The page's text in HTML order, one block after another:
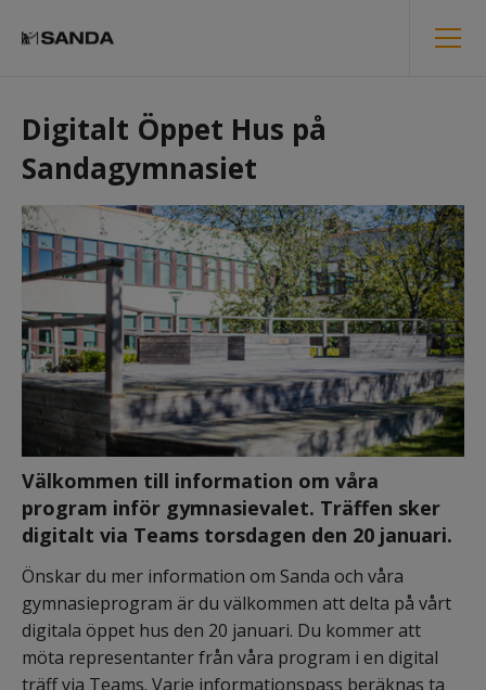
Digitalt Öppet Hus på
Sandagymnasiet
Välkommen till information om våra
program inför gymnasievalet. Träffen sker
digitalt via Teams torsdagen den 20 januari.
Önskar du mer information om Sanda och våra
gymnasieprogram är du välkommen att delta på vårt
digitala öppet hus den 20 januari. Du kommer att
möta representanter från våra program i en digital
träff via Teams. Varje informationspass beräknas ta